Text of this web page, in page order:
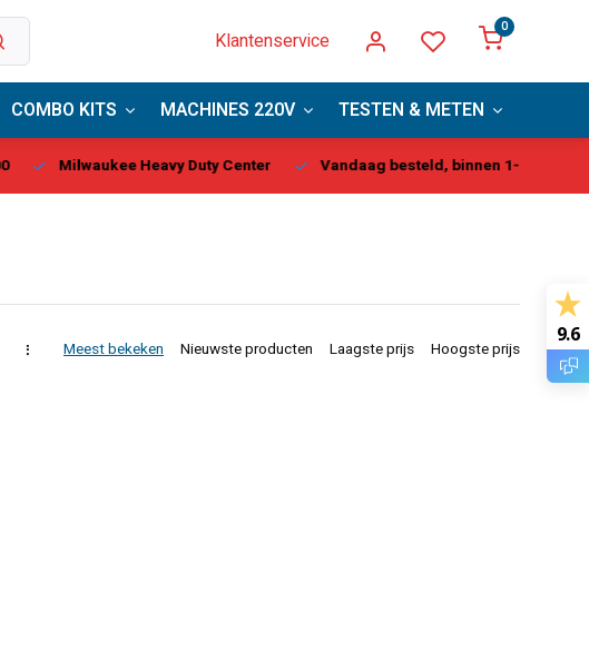
Klantenservice
0
COMBO KITS MACHINES 220V TESTEN & METEN
Milwaukee Heavy Duty Center Vandaag besteld, binnen 1-2 dagen
Meest bekeken Nieuwste producten Laagste prijs Hoogste prijs
9.6